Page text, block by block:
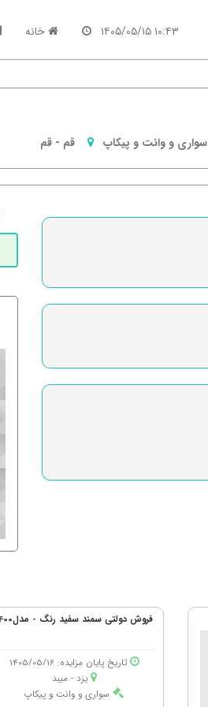
۱۰:۴۳ ۱۴۰۵/۰۵/۱۵ خانه
سواری و وانت و پیکاپ قم - قم
فروش دولتی سمند سفید رنگ - مدل1400
تاریخ پایان مزایده: 1405/05/16
یزد - میبد
سواری و وانت و پیکاپ